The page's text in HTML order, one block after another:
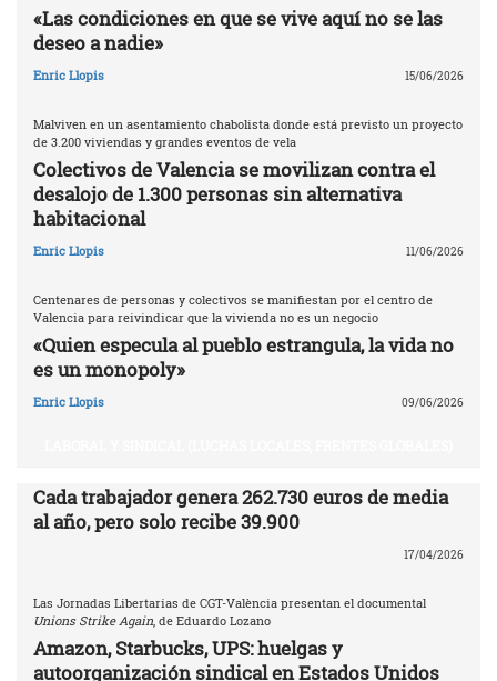
«Las condiciones en que se vive aquí no se las
deseo a nadie»
Enric Llopis 15/06/2026
Malviven en un asentamiento chabolista donde está previsto un proyecto
de 3.200 viviendas y grandes eventos de vela
Colectivos de Valencia se movilizan contra el
desalojo de 1.300 personas sin alternativa
habitacional
Enric Llopis 11/06/2026
Centenares de personas y colectivos se manifiestan por el centro de
Valencia para reivindicar que la vivienda no es un negocio
«Quien especula al pueblo estrangula, la vida no
es un monopoly»
Enric Llopis 09/06/2026
Cada trabajador genera 262.730 euros de media
al año, pero solo recibe 39.900
17/04/2026
Las Jornadas Libertarias de CGT-València presentan el documental
Unions Strike Again , de Eduardo Lozano
Amazon, Starbucks, UPS: huelgas y
autoorganización sindical en Estados Unidos